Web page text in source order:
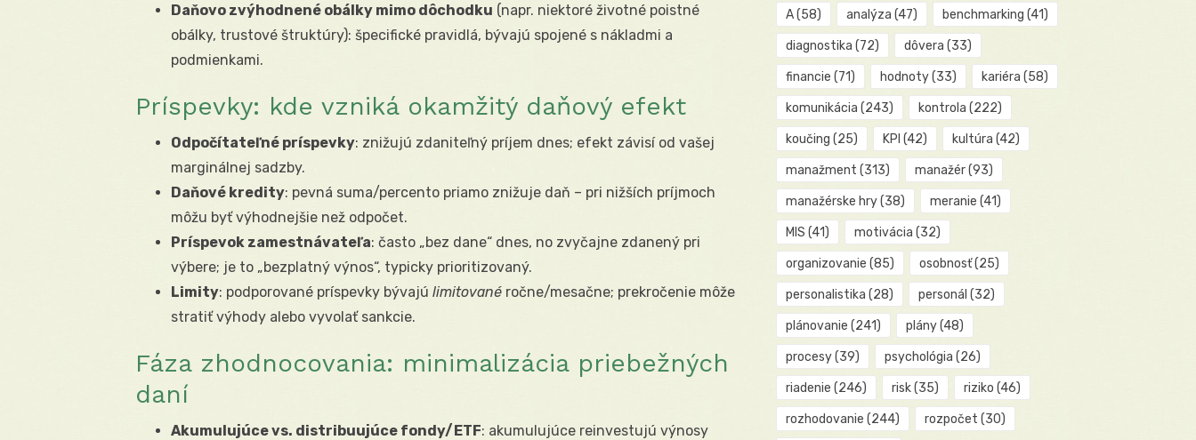
Daňovo zvýhodnené obálky mimo dôchodku (napr. niektoré životné poistné
obálky, trustové štruktúry): špecifické pravidlá, bývajú spojené s nákladmi a
podmienkami.
Príspevky: kde vzniká okamžitý daňový efekt
Odpočítateľné príspevky: znižujú zdaniteľný príjem dnes; efekt závisí od vašej
marginálnej sadzby.
Daňové kredity: pevná suma/percento priamo znižuje daň – pri nižších príjmoch
môžu byť výhodnejšie než odpočet.
Príspevok zamestnávateľa: často „bez dane“ dnes, no zvyčajne zdanený pri
výbere; je to „bezplatný výnos“, typicky prioritizovaný.
Limity: podporované príspevky bývajú limitované ročne/mesačne; prekročenie môže
stratiť výhody alebo vyvolať sankcie.
Fáza zhodnocovania: minimalizácia priebežných
daní
Akumulujúce vs. distribuujúce fondy/ETF: akumulujúce reinvestujú výnosy
A(58) analýza (47) benchmarking (41)
diagnostika (72) dôvera (33)
financie (71) hodnoty(33) kariéra (58)
komunikácia (243) kontrola (222)
koučing (25) KPI (42) kultúra (42)
manažment (313) manažér(93)
manažérske hry(38) meranie (41)
MIS (41) motivácia (32)
organizovanie (85) osobnosť(25)
personalistika (28) personál (32)
plánovanie (241) plány(48)
procesy(39) psychológia (26)
riadenie (246) risk(35) riziko (46)
rozhodovanie (244) rozpočet (30)